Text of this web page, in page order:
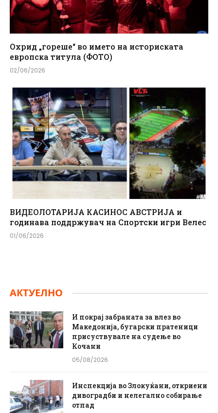
Охрид „гореше“ во името на историската
европска титула (ФОТО)
02/06/2026
ВИДЕОЛОТАРИЈА КАСИНОС АВСТРИЈА и
годинава поддржувач на Спортски игри Велес
01/06/2026
АКТУЕЛНО
И покрај забраната за влез во
Македонија, бугарски пратеници
присуствувале на судење во
Кочани
05/08/2026
Инспекција во Злокуќани, откриени
дивоградби и нелегално собирање
отпад